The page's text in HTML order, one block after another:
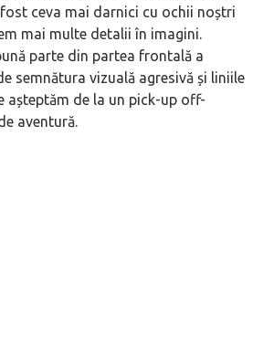
ceva mai darnici cu ochii noștri
mai multe detalii în imagini.
parte din partea frontală a
semnătura vizuală agresivă și liniile
așteptăm de la un pick-up off-
aventură.